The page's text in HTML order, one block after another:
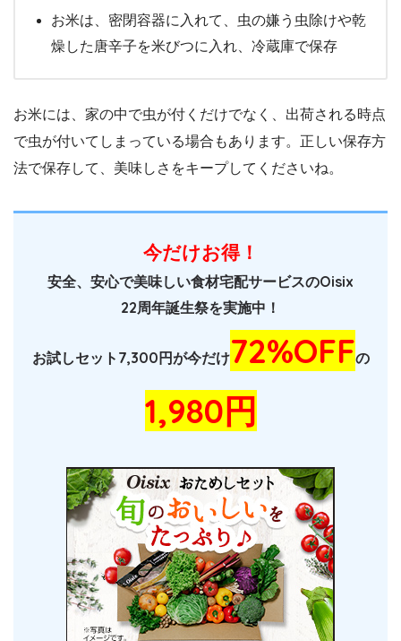
お米は、密閉容器に入れて、虫の嫌う虫除けや乾
燥した唐辛子を米びつに入れ、冷蔵庫で保存
お米には、家の中で虫が付くだけでなく、出荷される時点
で虫が付いてしまっている場合もあります。正しい保存方
法で保存して、美味しさをキープしてくださいね。
今だけお得！
安全、安心で美味しい食材宅配サービスのOisix
22周年誕生祭を実施中！
お試しセット7,300円が今だけ72%OFFの
1,980円